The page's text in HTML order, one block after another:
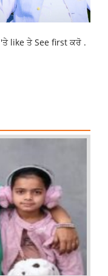
'ਤੇ like ਤੇ See first ਕਰੋ .